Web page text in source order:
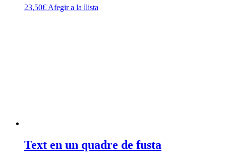
23,50€ Afegir a la llista
Text en un quadre de fusta